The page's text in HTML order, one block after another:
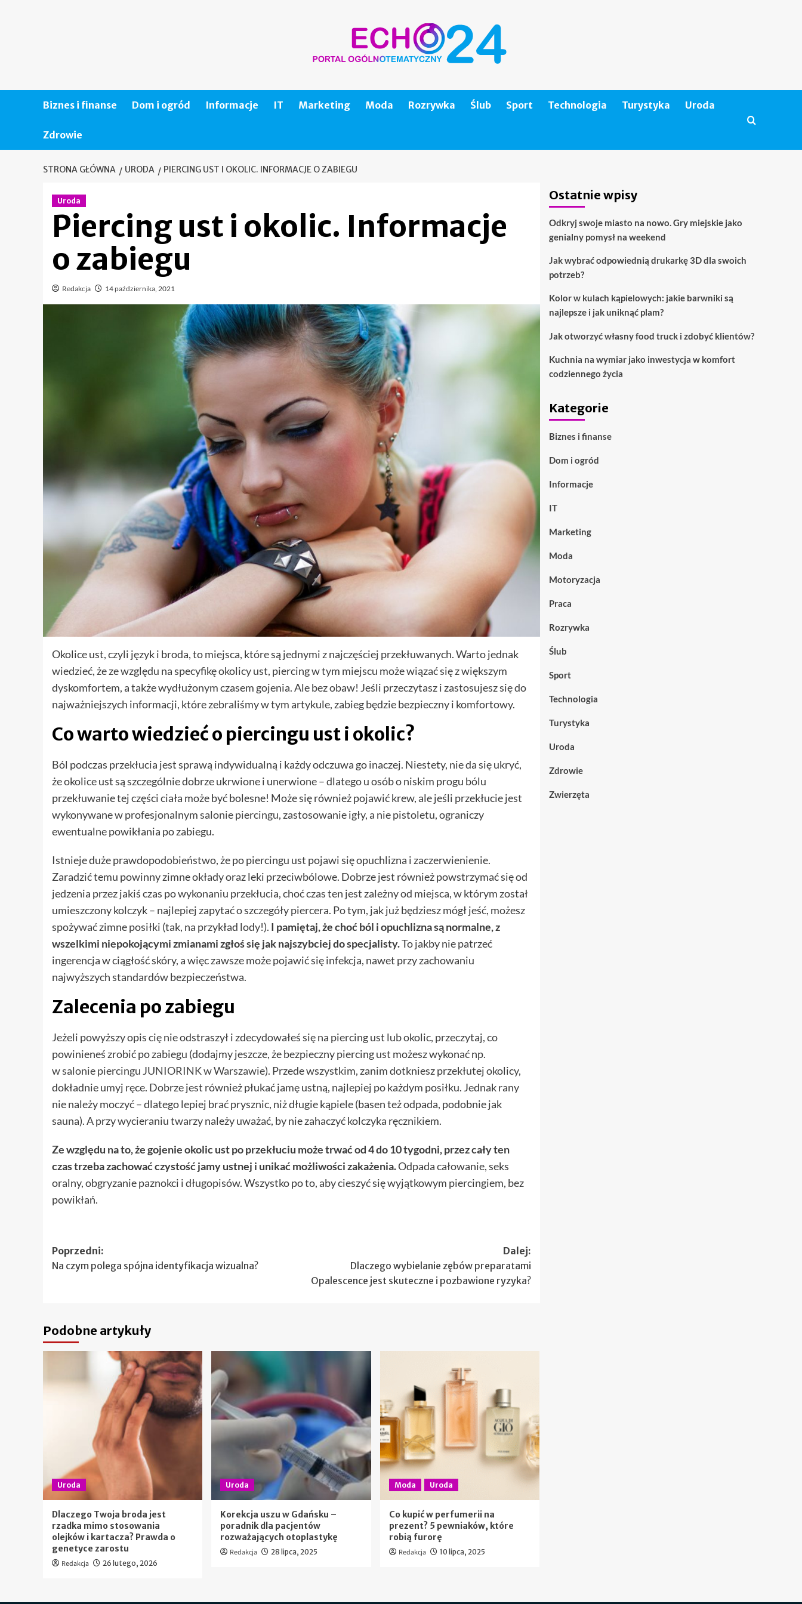
Biznes i finanse Dom i ogród Informacje IT Marketing Moda Rozrywka Ślub Sport Technologia Turystyka Uroda
Zdrowie
STRONA GŁÓWNA URODA PIERCING UST I OKOLIC. INFORMACJE O ZABIEGU
Uroda
Piercing ust i okolic. Informacje
o zabiegu
Redakcja 14 października, 2021
Okolice ust, czyli język i broda, to miejsca, które są jednymi z najczęściej przekłuwanych. Warto jednak
wiedzieć, że ze względu na specyfikę okolicy ust, piercing w tym miejscu może wiązać się z większym
dyskomfortem, a także wydłużonym czasem gojenia. Ale bez obaw! Jeśli przeczytasz i zastosujesz się do
najważniejszych informacji, które zebraliśmy w tym artykule, zabieg będzie bezpieczny i komfortowy.
Co warto wiedzieć o piercingu ust i okolic?
Ból podczas przekłucia jest sprawą indywidualną i każdy odczuwa go inaczej. Niestety, nie da się ukryć,
że okolice ust są szczególnie dobrze ukrwione i unerwione – dlatego u osób o niskim progu bólu
przekłuwanie tej części ciała może być bolesne! Może się również pojawić krew, ale jeśli przekłucie jest
wykonywane w profesjonalnymsalonie piercingu, zastosowanie igły, a nie pistoletu, ograniczy
ewentualne powikłania po zabiegu.
Istnieje duże prawdopodobieństwo, że po piercingu ust pojawi się opuchlizna i zaczerwienienie.
Zaradzić temu powinny zimne okłady oraz leki przeciwbólowe. Dobrze jest również powstrzymać się od
jedzenia przez jakiś czas po wykonaniu przekłucia, choć czas ten jest zależny od miejsca, w którym został
umieszczony kolczyk – najlepiej zapytać o szczegóły piercera. Po tym, jak już będziesz mógł jeść, możesz
spożywać zimne posiłki (tak, na przykład lody!). I pamiętaj, że choć ból i opuchlizna są normalne, z
wszelkimi niepokojącymi zmianami zgłoś się jak najszybciej do specjalisty.To jakby nie patrzeć
ingerencja w ciągłość skóry, a więc zawsze może pojawić się infekcja, nawet przy zachowaniu
najwyższych standardów bezpieczeństwa.
Zalecenia po zabiegu
Jeżeli powyższy opis cię nie odstraszył i zdecydowałeś się na piercing ust lub okolic, przeczytaj, co
powinieneś zrobić po zabiegu (dodajmy jeszcze, że bezpieczny piercing ust możesz wykonać np.
wsalonie piercingu JUNIORINK w Warszawie). Przede wszystkim, zanim dotkniesz przekłutej okolicy,
dokładnie umyj ręce. Dobrze jest również płukać jamę ustną, najlepiej po każdym posiłku. Jednak rany
nie należy moczyć – dlatego lepiej brać prysznic, niż długie kąpiele (basen też odpada, podobnie jak
sauna). A przy wycieraniu twarzy należy uważać, by nie zahaczyć kolczyka ręcznikiem.
Ze względu na to, że gojenie okolic ust po przekłuciu może trwać od 4 do 10 tygodni, przez cały ten
czas trzeba zachować czystość jamy ustnej i unikać możliwości zakażenia.Odpada całowanie, seks
oralny, obgryzanie paznokci i długopisów. Wszystko po to, aby cieszyć się wyjątkowym piercingiem, bez
powikłań.
Zobacz
wpisy
Poprzedni:
Na czym polega spójna identyfikacja wizualna?
Dalej:
Dlaczego wybielanie zębów preparatami
Opalescence jest skuteczne i pozbawione ryzyka?
Podobne artykuły
Uroda
Dlaczego Twoja broda jest
rzadka mimo stosowania
olejków i kartacza? Prawda o
genetyce zarostu
Redakcja 26 lutego, 2026
Uroda
Korekcja uszu w Gdańsku –
poradnik dla pacjentów
rozważających otoplastykę
Redakcja 28 lipca, 2025
Moda Uroda
Co kupić w perfumerii na
prezent? 5 pewniaków, które
robią furorę
Redakcja 10 lipca, 2025
Ostatnie wpisy
Odkryj swoje miasto na nowo. Gry miejskie jako
genialny pomysł na weekend
Jak wybrać odpowiednią drukarkę 3D dla swoich
potrzeb?
Kolor w kulach kąpielowych: jakie barwniki są
najlepsze i jak uniknąć plam?
Jak otworzyć własny food truck i zdobyć klientów?
Kuchnia na wymiar jako inwestycja w komfort
codziennego życia
Kategorie
Biznes i finanse
Dom i ogród
Informacje
IT
Marketing
Moda
Motoryzacja
Praca
Rozrywka
Ślub
Sport
Technologia
Turystyka
Uroda
Zdrowie
Zwierzęta